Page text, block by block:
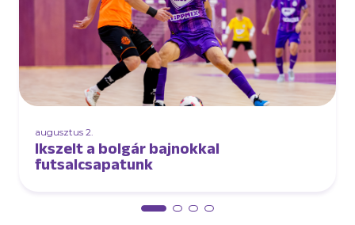
augusztus 2.
Ikszelt a bolgár bajnokkal
futsalcsapatunk